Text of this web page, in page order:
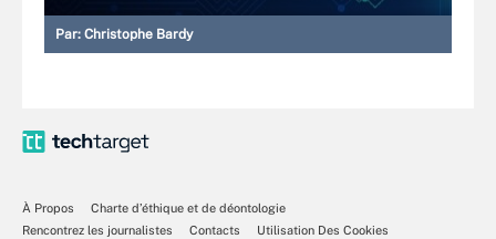
Par: Christophe Bardy
À Propos
Charte d’éthique et de déontologie
Rencontrez les journalistes
Contacts
Utilisation Des Cookies